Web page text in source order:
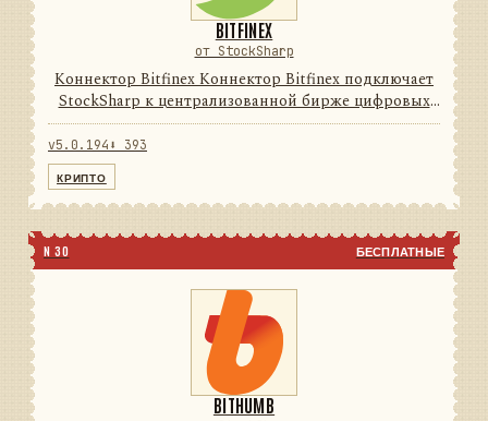
BITFINEX
от StockSharp
Коннектор Bitfinex Коннектор Bitfinex подключает
StockSharp к централизованной бирже цифровых
активов. Он переводит данные и операции
провайдера в единую модель сообщений
v5.0.194 ⬇ 393
КРИПТО
N 30 БЕСПЛАТНЫЕ
BITHUMB